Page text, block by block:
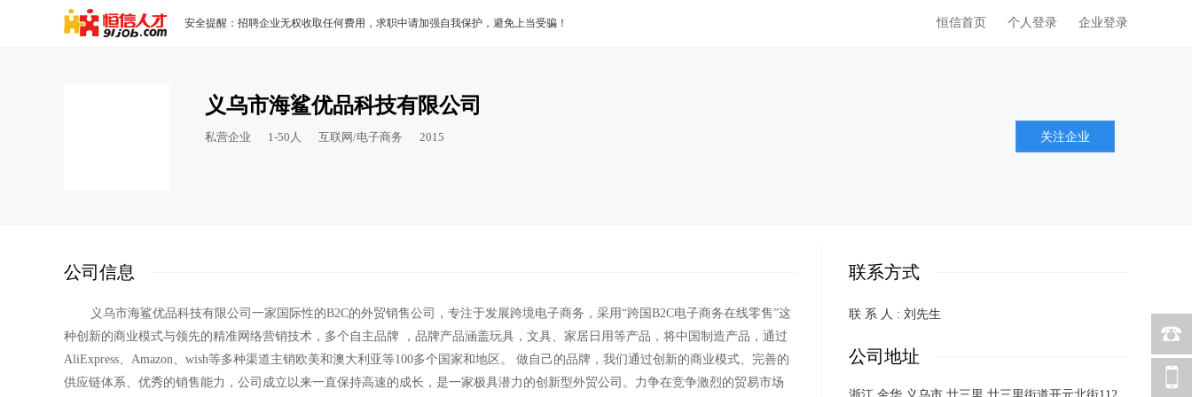
安全提醒：招聘企业无权收取任何费用，求职中请加强自我保护，避免上当受骗！ 恒信首页 个人登录 企业登录
义乌市海鲨优品科技有限公司
私营企业 1-50人 互联网/电子商务 2015 关注企业
公司信息
义乌市海鲨优品科技有限公司一家国际性的B2C的外贸销售公司，专注于发展跨境电子商务，采用“跨国B2C电子商务在线零售”这
种创新的商业模式与领先的精准网络营销技术，多个自主品牌 ，品牌产品涵盖玩具，文具、家居日用等产品，将中国制造产品，通过
AliExpress、Amazon、wish等多种渠道主销欧美和澳大利亚等100多个国家和地区。 做自己的品牌，我们通过创新的商业模式、完善的
供应链体系、优秀的销售能力，公司成立以来一直保持高速的成长，是一家极具潜力的创新型外贸公司。力争在竞争激烈的贸易市场
联系方式
联 系 人 : 刘先生
公司地址